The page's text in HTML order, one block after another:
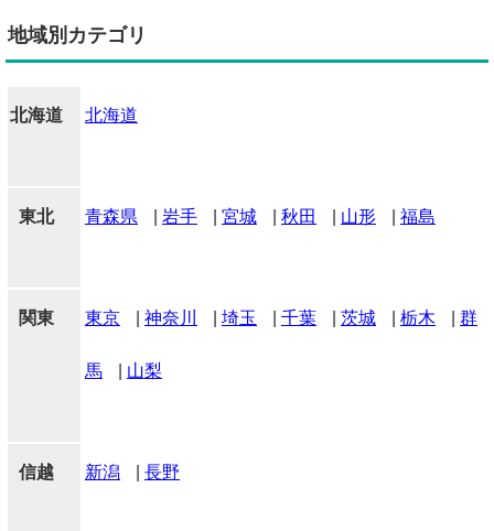
地域別カテゴリ
北海道 北海道
東北 青森県 岩手 宮城 秋田 山形 福島
関東 東京 神奈川 埼玉 千葉 茨城 栃木 群
馬 山梨
信越 新潟 長野